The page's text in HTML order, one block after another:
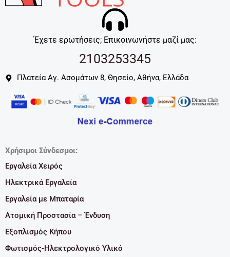
Έχετε ερωτήσεις; Επικοινωνήστε μαζί μας:
2103253345
Πλατεία Αγ. Ασομάτων 8, Θησείο, Αθήνα, Ελλάδα
Χρήσιμοι Σύνδεσμοι:
Εργαλεία Χειρός
Ηλεκτρικά Εργαλεία
Εργαλεία με Μπαταρία
Ατομική Προστασία – Ένδυση
Εξοπλισμός Κήπου
Φωτισμός-Ηλεκτρολογικό Υλικό